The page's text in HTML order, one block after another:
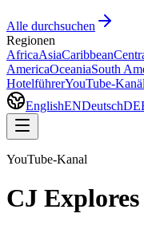
Alle durchsuchen
Regionen
AfricaAsiaCaribbean
AmericaOceaniaSouth
HotelführerYouTube-
EnglishENDeutschDE
YouTube-Kanal
CJ Explores